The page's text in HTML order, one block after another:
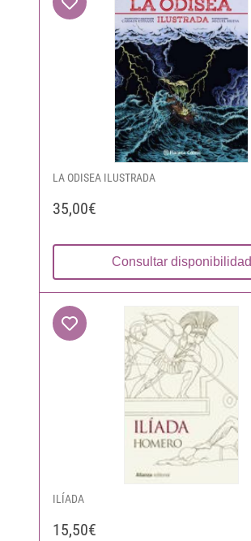
LA ODISEA ILUSTRADA
35,00€
Consultar disponibilidad
ILÍADA
15,50€